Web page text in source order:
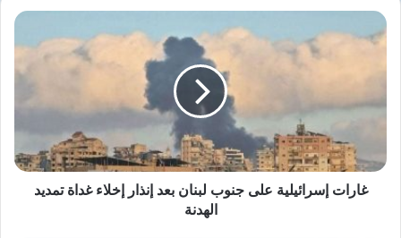
غارات
إسرائيلية
جنوب
غداة
تمديدغارات إسرائيلية على جنوب لبنان بعد إنذار إخلاء غداة تمديد
الهدنة